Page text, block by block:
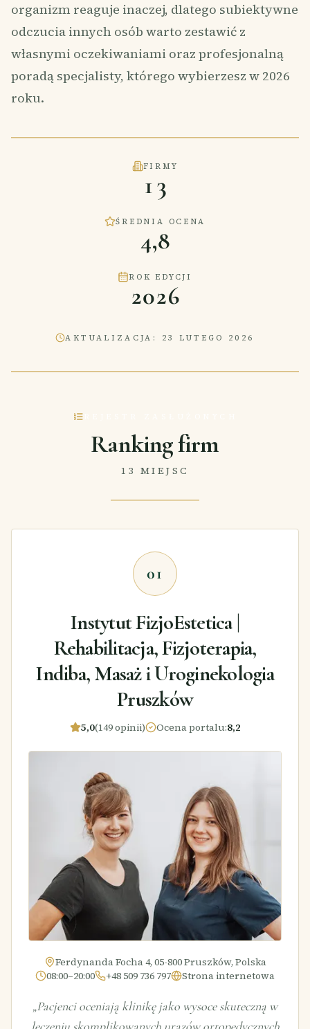
organizm reaguje inaczej, dlatego subiektywne
odczucia innych osób warto zestawić z
własnymi oczekiwaniami oraz profesjonalną
poradą specjalisty, którego wybierzesz w 2026
roku.
FIRMY
13
ŚREDNIA OCENA
4,8
ROK EDYCJI
2026
AKTUALIZACJA : 23 LUTEGO 2026
Ranking firm
13 MIEJSC
01
Instytut FizjoEstetica |
Rehabilitacja, Fizjoterapia,
Indiba, Masaż i Uroginekologia
Pruszków
5,0(149 opinii) Ocena portalu:8,2
Ferdynanda Focha 4, 05-800 Pruszków, Polska
08:00–20:00
+48 509 736 797 Strona internetowa
„Pacjenci oceniają klinikę jako wysoce skuteczną w